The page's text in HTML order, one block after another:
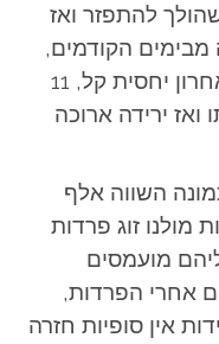
להתפזר ואז
מבימים הקודמים,
אבל יש קסם אחר בדבר. היום האחרון יחסית קל, 11
ואז ירידה ארוכה
השווה אלף
מולנו זוג פרדות
מועמסים
אחרי הפרדות,
אין סופיות חזרה